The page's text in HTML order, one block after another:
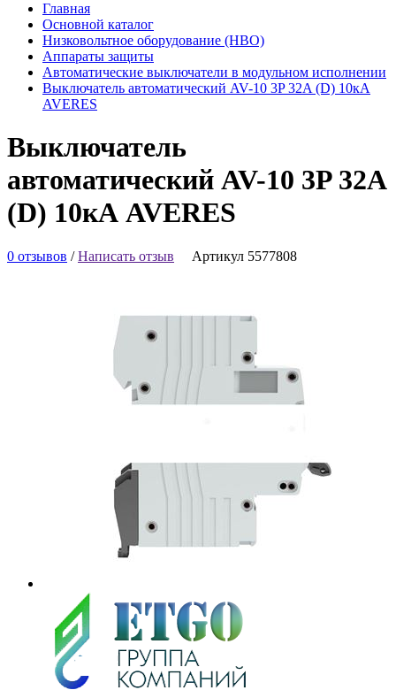
Главная
Основной каталог
Низковольтное оборудование (НВО)
Аппараты защиты
Автоматические выключатели в модульном исполнении
Выключатель автоматический AV-10 3P 32A (D) 10кА
AVERES
Выключатель
автоматический AV-10 3P 32A
(D) 10кА AVERES
0 отзывов /Написать отзыв Артикул 5577808